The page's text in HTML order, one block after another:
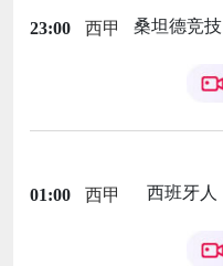
23:00 西甲 桑坦德竞技
01:00 西甲 西班牙人